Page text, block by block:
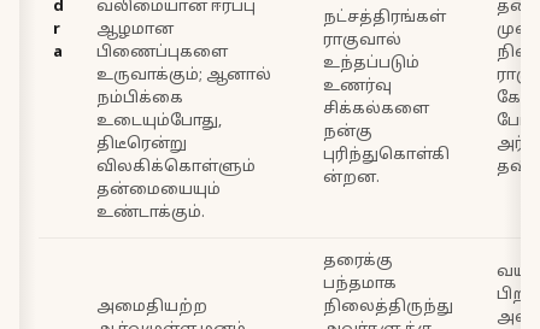
d
r
a
வலிமையான ஈர்ப்பு
ஆழமான
பிணைப்புகளை
உருவாக்கும்; ஆனால்
நம்பிக்கை
உடையும்போது,
திடீரென்று
விலகிக்கொள்ளும்
தன்மையையும்
உண்டாக்கும்.
நட்சத்திரங்கள்
ராகுவால்
உந்தப்படும்
உணர்வு
சிக்கல்களை
நன்கு
புரிந்துகொள்கி
ன்றன.
தசை
அமைதியற்ற
தரைக்கு
பந்தமாக
நிலைத்திருந்து